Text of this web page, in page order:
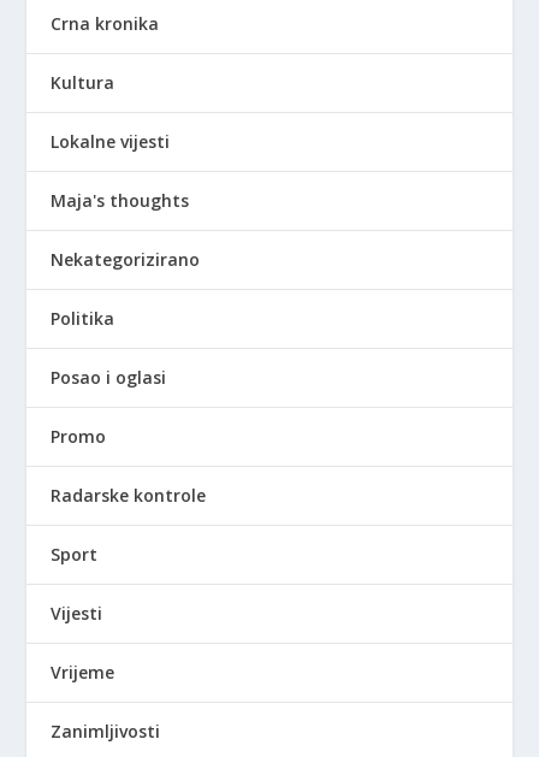
Crna kronika
Kultura
Lokalne vijesti
Maja's thoughts
Nekategorizirano
Politika
Posao i oglasi
Promo
Radarske kontrole
Sport
Vijesti
Vrijeme
Zanimljivosti